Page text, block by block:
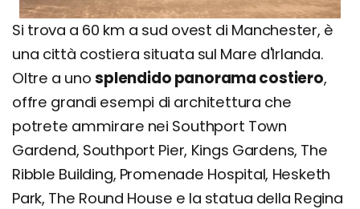
Si trova a 60 km a sud ovest di Manchester, è
una città costiera situata sul Mare d'Irlanda.
Oltre a unosplendido panorama costiero,
offre grandi esempi di architettura che
potrete ammirare nei Southport Town
Gardend, Southport Pier, Kings Gardens, The
Ribble Building, Promenade Hospital, Hesketh
Park, The Round House e la statua della Regina